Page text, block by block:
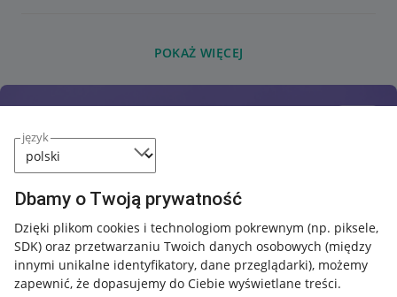
język
Dbamy o Twoją prywatność
Dzięki plikom cookies i technologiom pokrewnym (np. piksele,
SDK) oraz przetwarzaniu Twoich danych osobowych (między
innymi unikalne identyfikatory, dane przeglądarki), możemy
zapewnić, że dopasujemy do Ciebie wyświetlane treści.
POKAŻ WIĘCEJ